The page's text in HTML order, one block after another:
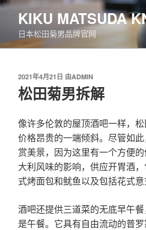
跳
容
KIKU MATSUDA
日本松田菊男品牌官网
发
布
于
2021年4月21日 由ADMIN
松田菊男拆解
像许多伦敦的屋顶酒吧一样，
价格昂贵的一端倾斜。尽管如
赏美景，因为这里有一个方便
大利风味的影响，供应开胃酒
式烤面包和鱿鱼以及包括花式意
酒吧还提供三道菜的无底早午
是午餐。它具有自由流动的普